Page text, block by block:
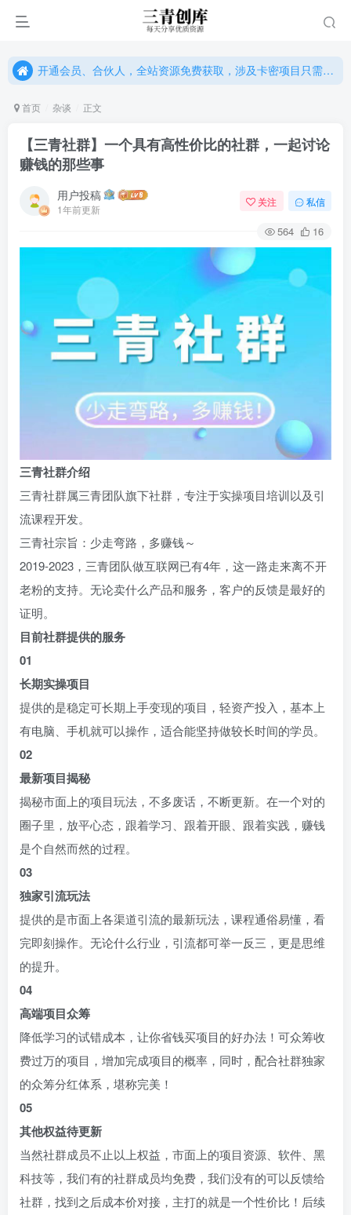
开通会员、合伙人，全站资源免费获取，涉及卡密项目只需单独购卡密（位置：网站右下悬浮按钮）
开通会员、合伙人，全站资源免费获取，涉及卡密项目只需单独购卡密（位置：网站右下悬浮按钮）
首页 杂谈 正文
【三青社群】一个具有高性价比的社群，一起讨论
赚钱的那些事
用户投稿
1年前更新
关注 私信
564 16
三青社群介绍
三青社群属三青团队旗下社群，专注于实操项目培训以及引
流课程开发。
三青社宗旨：少走弯路，多赚钱～
2019-2023，三青团队做互联网已有4年，这一路走来离不开
老粉的支持。无论卖什么产品和服务，客户的反馈是最好的
证明。
目前社群提供的服务
01
长期实操项目
提供的是稳定可长期上手变现的项目，轻资产投入，基本上
有电脑、手机就可以操作，适合能坚持做较长时间的学员。
02
最新项目揭秘
揭秘市面上的项目玩法，不多废话，不断更新。在一个对的
圈子里，放平心态，跟着学习、跟着开眼、跟着实践，赚钱
是个自然而然的过程。
03
独家引流玩法
提供的是市面上各渠道引流的最新玩法，课程通俗易懂，看
完即刻操作。无论什么行业，引流都可举一反三，更是思维
的提升。
04
高端项目众筹
降低学习的试错成本，让你省钱买项目的好办法！可众筹收
费过万的项目，增加完成项目的概率，同时，配合社群独家
的众筹分红体系，堪称完美！
05
其他权益待更新
当然社群成员不止以上权益，市面上的项目资源、软件、黑
科技等，我们有的社群成员均免费，我们没有的可以反馈给
社群，找到之后成本价对接，主打的就是一个性价比！后续